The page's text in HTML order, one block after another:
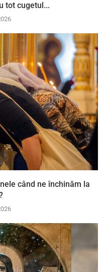
tot cugetul...
când ne închinăm la